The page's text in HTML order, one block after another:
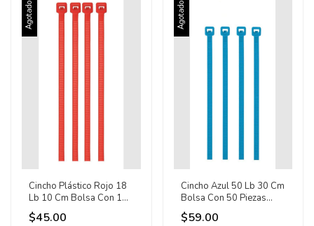
Agotado
Cincho Plástico Rojo 18
Lb 10 Cm Bolsa Con 100
Piezas 41013 Rojo
$45.00
Agotado
Cincho Azul 50 Lb 30 Cm
Bolsa Con 50 Piezas
Volteck 41019
$59.00